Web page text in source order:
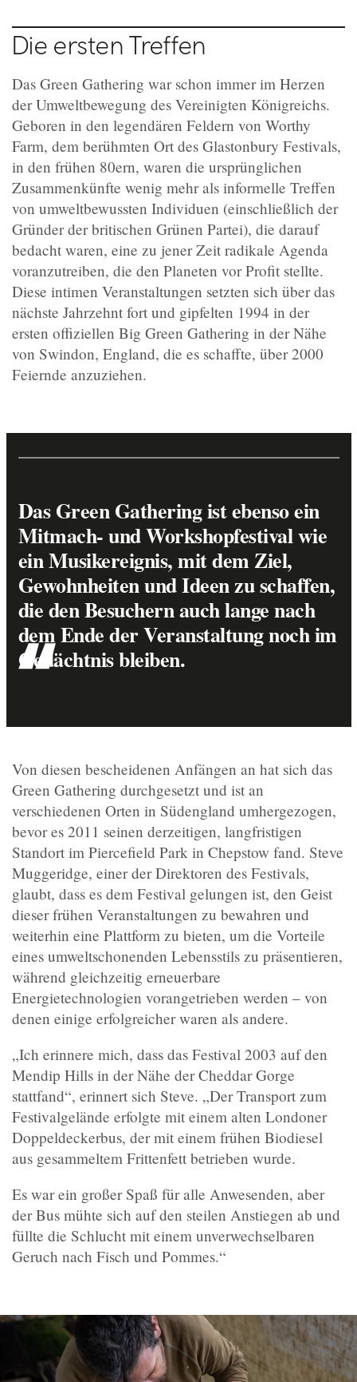
Die ersten Treffen
Das Green Gathering war schon immer im Herzen
der Umweltbewegung des Vereinigten Königreichs.
Geboren in den legendären Feldern von Worthy
Farm, dem berühmten Ort des Glastonbury Festivals,
in den frühen 80ern, waren die ursprünglichen
Zusammenkünfte wenig mehr als informelle Treffen
von umweltbewussten Individuen (einschließlich der
Gründer der britischen Grünen Partei), die darauf
bedacht waren, eine zu jener Zeit radikale Agenda
voranzutreiben, die den Planeten vor Profit stellte.
Diese intimen Veranstaltungen setzten sich über das
nächste Jahrzehnt fort und gipfelten 1994 in der
ersten offiziellen Big Green Gathering in der Nähe
von Swindon, England, die es schaffte, über 2000
Feiernde anzuziehen.
Das Green Gathering ist ebenso ein
Mitmach- und Workshopfestival wie
ein Musikereignis, mit dem Ziel,
Gewohnheiten und Ideen zu schaffen,
die den Besuchern auch lange nach
dem Ende der Veranstaltung noch im
Gedächtnis bleiben.
Von diesen bescheidenen Anfängen an hat sich das
Green Gathering durchgesetzt und ist an
verschiedenen Orten in Südengland umhergezogen,
bevor es 2011 seinen derzeitigen, langfristigen
Standort im Piercefield Park in Chepstow fand. Steve
Muggeridge, einer der Direktoren des Festivals,
glaubt, dass es dem Festival gelungen ist, den Geist
dieser frühen Veranstaltungen zu bewahren und
weiterhin eine Plattform zu bieten, um die Vorteile
eines umweltschonenden Lebensstils zu präsentieren,
während gleichzeitig erneuerbare
Energietechnologien vorangetrieben werden – von
denen einige erfolgreicher waren als andere.
„Ich erinnere mich, dass das Festival 2003 auf den
Mendip Hills in der Nähe der Cheddar Gorge
stattfand“, erinnert sich Steve. „Der Transport zum
Festivalgelände erfolgte mit einem alten Londoner
Doppeldeckerbus, der mit einem frühen Biodiesel
aus gesammeltem Frittenfett betrieben wurde.
Es war ein großer Spaß für alle Anwesenden, aber
der Bus mühte sich auf den steilen Anstiegen ab und
füllte die Schlucht mit einem unverwechselbaren
Geruch nach Fisch und Pommes.“